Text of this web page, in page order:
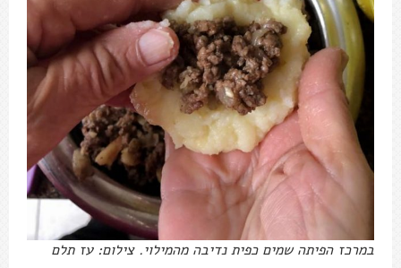
במרכז הפיתה שמים כפית נדיבה מהמילוי. צילום: עז תלם